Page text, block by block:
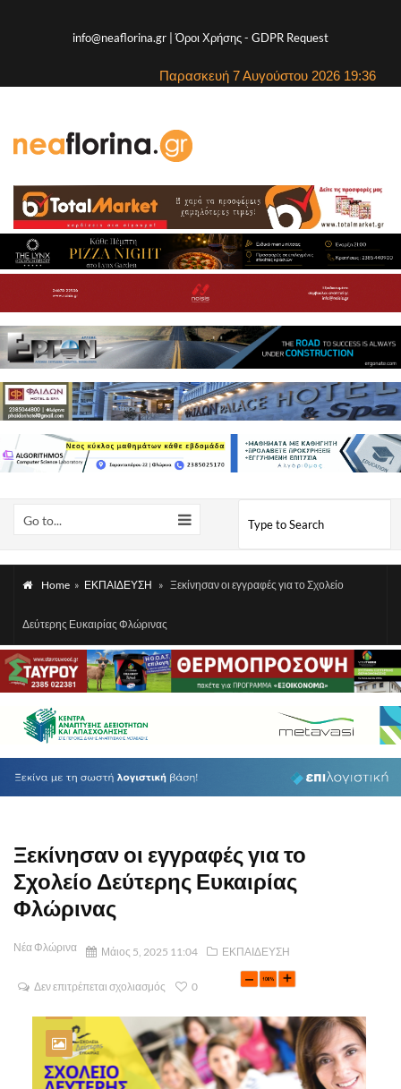
info@neaflorina.gr |Όροι Χρήσης- GDPR Request
Παρασκευή 7 Αυγούστου 2026 19:36
Go to...
Home » ΕΚΠΑΙΔΕΥΣΗ » Ξεκίνησαν οι εγγραφές για το Σχολείο
Δεύτερης Ευκαιρίας Φλώρινας
Ξεκίνησαν οι εγγραφές για το
Σχολείο Δεύτερης Ευκαιρίας
Φλώρινας
Νέα Φλώρινα Μάιος 5, 2025 11:04 ΕΚΠΑΙΔΕΥΣΗ
Δεν επιτρέπεται σχολιασμός 0